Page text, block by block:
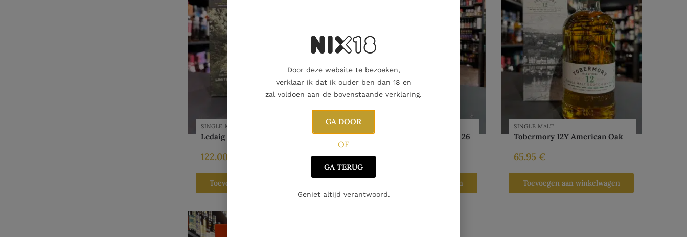
SINGLE MALT
Ledaig Triple Wood
122.00
Toevoegen aan winkelwagen
SINGLE MALT
Thompson Bros Ledaig 1995 26
259.00
Toevoegen aan winkelwagen
SINGLE MALT
Tobermory 12Y American Oak
65.95 €
Toevoegen aan winkelwagen
Door deze website te bezoeken,
verklaar ik dat ik ouder ben dan 18 en
zal voldoen aan de bovenstaande verklaring.
GA DOOR
OF
GA TERUG
Geniet altijd verantwoord.